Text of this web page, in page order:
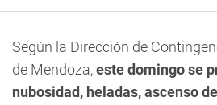
Según la Dirección de
de Mendoza,este domingo se
nubosidad, heladas, ascenso